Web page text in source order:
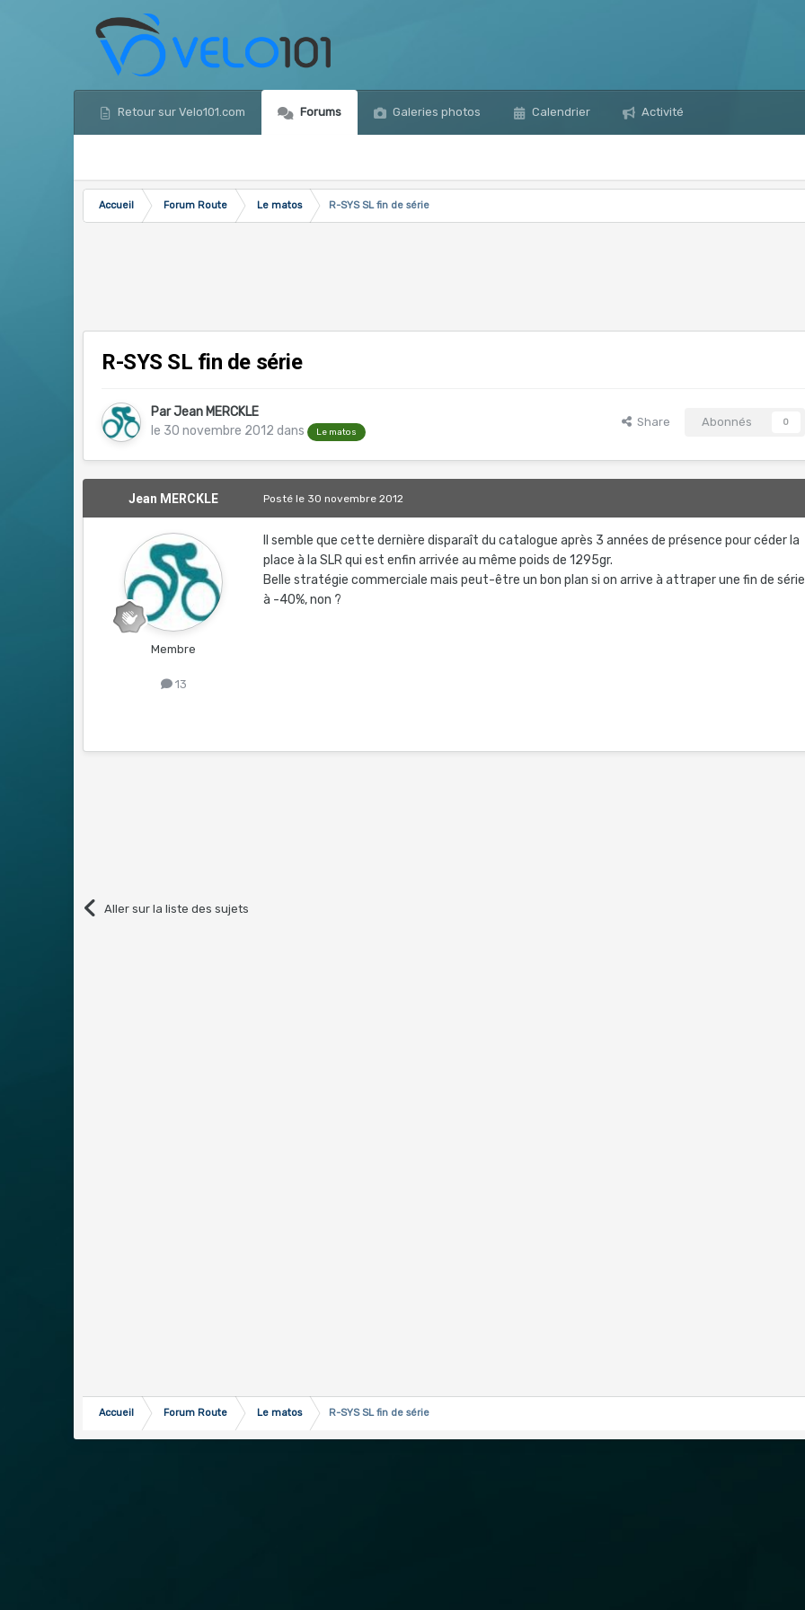
Retour sur Velo101.com Forums Galeries photos Calendrier Activité
Accueil Forum Route Le matos R-SYS SL fin de série
R-SYS SL fin de série
ParJean MERCKLE
le 30 novembre 2012 dans Le matos
Share Abonnés 0
Jean MERCKLE
Membre
13
Postéle 30 novembre 2012
Il semble que cette dernière disparaît du catalogue après 3 années de présence pour céder la
place à la SLR qui est enfin arrivée au même poids de 1295gr.
Belle stratégie commerciale mais peut-être un bon plan si on arrive à attraper une fin de série
à -40%, non ?
Aller sur la liste des sujets
Accueil Forum Route Le matos R-SYS SL fin de série